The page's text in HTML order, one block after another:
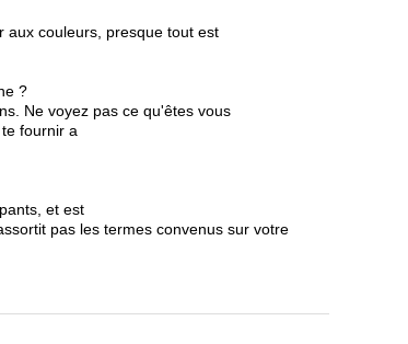
aux couleurs, presque tout est
?
Ne voyez pas ce qu'êtes vous
fournir a
et est
pas les termes convenus sur votre